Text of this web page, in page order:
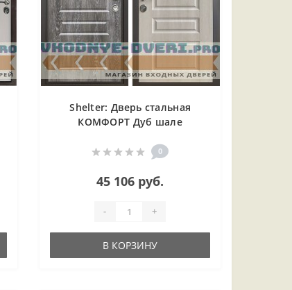
Shelter: Дверь стальная
КОМФОРТ Дуб шале
крем (3)
0
45 106 руб.
- +
В КОРЗИНУ